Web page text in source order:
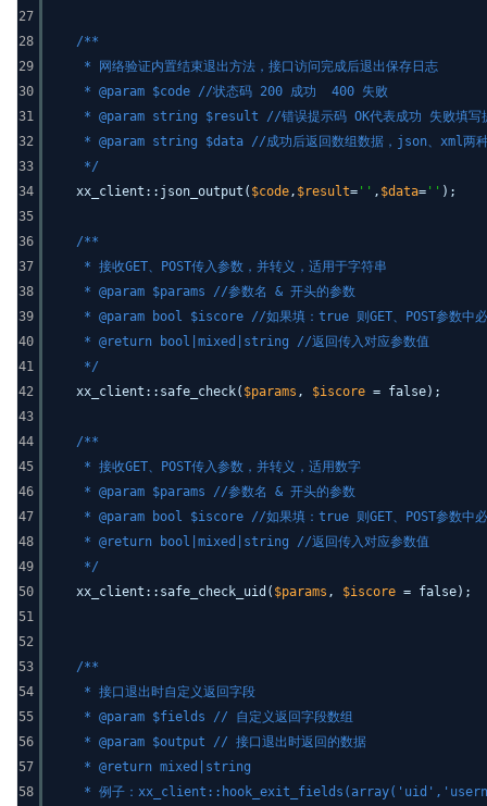
27
28
29
30
31
32
33
34
35
36
37
38
39
40
41
42
43
44
45
46
47
48
49
50
51
52
53
54
55
56
57
58
/**
* 网络验证内置结束退出方法，接口访问完成后退出保存日志
* @param $code //状态码 200 成功 400 失败
* @param string $result //错误提示码 OK代表成功 失败填写
* @param string $data //成功后返回数组数据，json、xml两
*/
xx_client::json_output( $code, $result= '' , $data= '' );
/**
* 接收GET、POST传入参数，并转义，适用于字符串
* @param $params //参数名 & 开头的参数
* @param bool $iscore //如果填：true 则GET、POST参数中必
* @return bool|mixed|string //返回传入对应参数值
*/
xx_client::safe_check( $params , $iscore = false);
/**
* 接收GET、POST传入参数，并转义，适用数字
* @param $params //参数名 & 开头的参数
* @param bool $iscore //如果填：true 则GET、POST参数中必
* @return bool|mixed|string //返回传入对应参数值
*/
xx_client::safe_check_uid( $params , $iscore = false);
/**
* 接口退出时自定义返回字段
* @param $fields // 自定义返回字段数组
* @param $output // 接口退出时返回的数据
* @return mixed|string
* 例子：